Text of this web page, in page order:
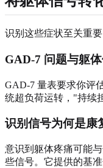
识别这些症状至关重
GAD-7 问题与躯
GAD-7 量表要求你评
统超负荷运转，"持续
识别信号为何是康
意识到躯体疼痛可能
些信号。它提供的基